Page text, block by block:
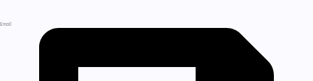
Email